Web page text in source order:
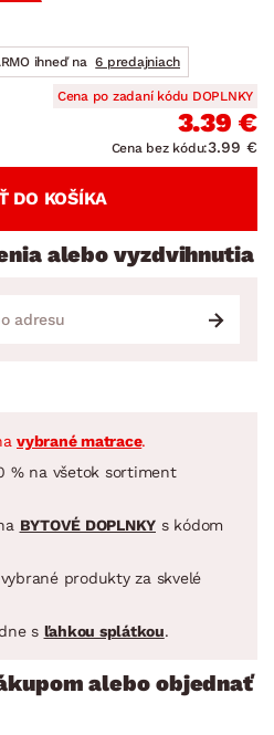
ihneď na 6 predajniach
Cena po zadaní kódu DOPLNKY
3.39 €
Cena bez kódu:3.99 €
DO KOŠÍKA
alebo vyzdvihnutia
vybrané matrace.
% na všetok sortiment
BYTOVÉ DOPLNKY s kódom
produkty za skvelé
s ľahkou splátkou.
alebo objednať